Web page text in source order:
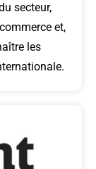
secteur,
et,
les